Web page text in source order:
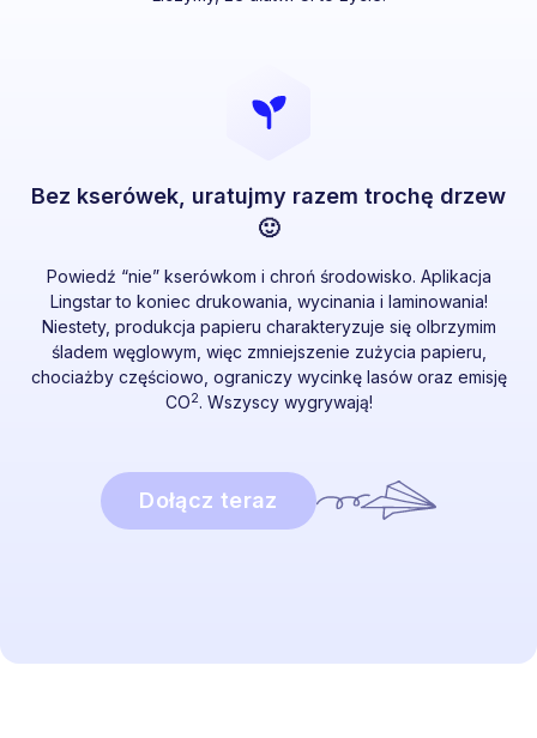
Bez kserówek, uratujmy razem trochę drzew
🙂
Powiedź “nie” kserówkom i chroń środowisko. Aplikacja
Lingstar to koniec drukowania, wycinania i laminowania!
Niestety, produkcja papieru charakteryzuje się olbrzymim
śladem węglowym, więc zmniejszenie zużycia papieru,
chociażby częściowo, ograniczy wycinkę lasów oraz emisję
CO2. Wszyscy wygrywają!
Dołącz teraz